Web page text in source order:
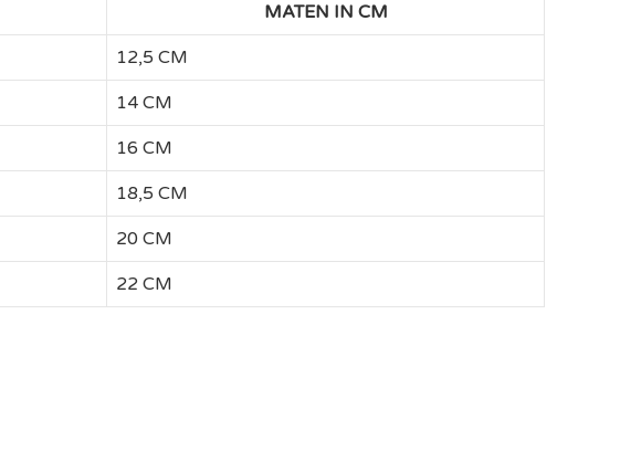
MATEN IN CM
12,5 CM
14 CM
16 CM
18,5 CM
20 CM
22 CM